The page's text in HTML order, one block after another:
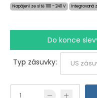
Napájení ze sítě 100 – 240 V Integrovaná
Do konce
Typ zásuvky: